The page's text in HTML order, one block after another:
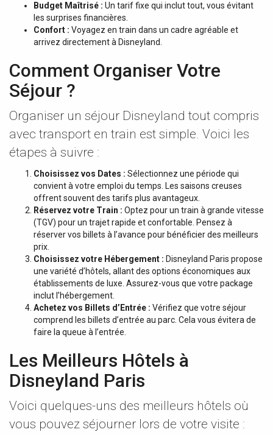
Budget Maîtrisé : Un tarif fixe qui inclut tout, vous évitant
les surprises financières.
Confort : Voyagez en train dans un cadre agréable et
arrivez directement à Disneyland.
Comment Organiser Votre
Séjour ?
Organiser un séjour Disneyland tout compris
avec transport en train est simple. Voici les
étapes à suivre :
Choisissez vos Dates : Sélectionnez une période qui
convient à votre emploi du temps. Les saisons creuses
offrent souvent des tarifs plus avantageux.
Réservez votre Train : Optez pour un train à grande vitesse
(TGV) pour un trajet rapide et confortable. Pensez à
réserver vos billets à l’avance pour bénéficier des meilleurs
prix.
Choisissez votre Hébergement : Disneyland Paris propose
une variété d’hôtels, allant des options économiques aux
établissements de luxe. Assurez-vous que votre package
inclut l’hébergement.
Achetez vos Billets d’Entrée : Vérifiez que votre séjour
comprend les billets d’entrée au parc. Cela vous évitera de
faire la queue à l’entrée.
Les Meilleurs Hôtels à
Disneyland Paris
Voici quelques-uns des meilleurs hôtels où
vous pouvez séjourner lors de votre visite :